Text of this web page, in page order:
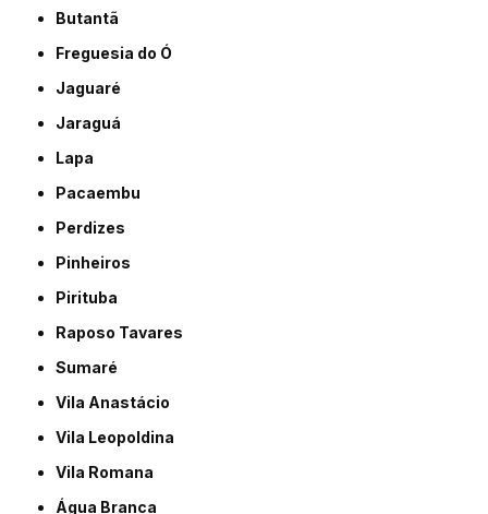
Butantã
Freguesia do Ó
Jaguaré
Jaraguá
Lapa
Pacaembu
Perdizes
Pinheiros
Pirituba
Raposo Tavares
Sumaré
Vila Anastácio
Vila Leopoldina
Vila Romana
Água Branca